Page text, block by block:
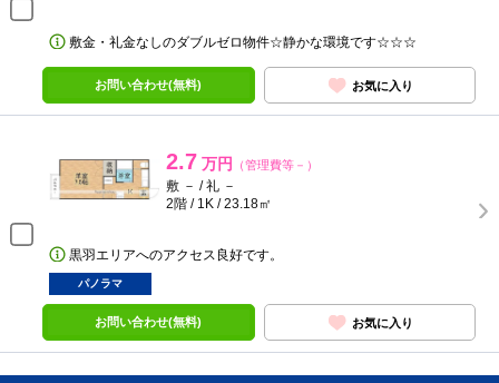
敷金・礼金なしのダブルゼロ物件☆静かな環境です☆☆☆
お問い合わせ(無料) お気に入り
2.7 万円 （管理費等－）
敷 － / 礼 －
2階 / 1K / 23.18㎡
黒羽エリアへのアクセス良好です。
パノラマ
お問い合わせ(無料) お気に入り